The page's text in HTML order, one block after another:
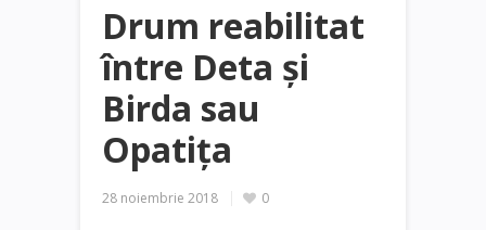
Drum reabilitat
între Deta și
Birda sau
Opatița
28 noiembrie 2018 0